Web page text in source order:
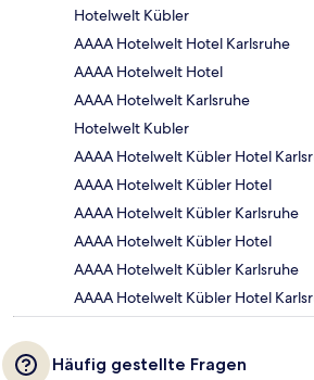
Hotelwelt Kübler
AAAA Hotelwelt Hotel Karlsruhe
AAAA Hotelwelt Hotel
AAAA Hotelwelt Karlsruhe
Hotelwelt Kubler
AAAA Hotelwelt Kübler Hotel
AAAA Hotelwelt Kübler Hotel
AAAA Hotelwelt Kübler Karlsruhe
AAAA Hotelwelt Kübler Hotel
AAAA Hotelwelt Kübler Karlsruhe
AAAA Hotelwelt Kübler Hotel
Häufig gestellte Fragen